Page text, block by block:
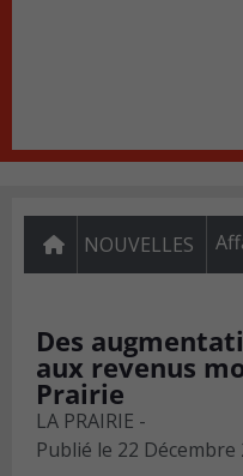
NOUVELLES
Des
aux revenus
Prairie
LA PRAIRIE -
Publié le 22 Décembre